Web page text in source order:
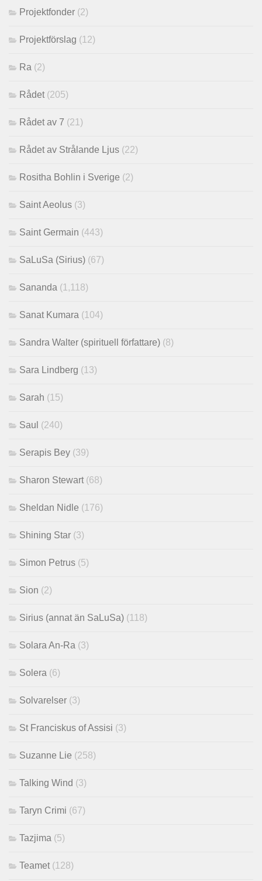
Projektfonder (2)
Projektförslag (12)
Ra (2)
Rådet (205)
Rådet av 7 (21)
Rådet av Strålande Ljus (22)
Rositha Bohlin i Sverige (2)
Saint Aeolus (3)
Saint Germain (443)
SaLuSa (Sirius) (67)
Sananda (1,118)
Sanat Kumara (104)
Sandra Walter (spirituell författare) (8)
Sara Lindberg (13)
Sarah (15)
Saul (240)
Serapis Bey (39)
Sharon Stewart (68)
Sheldan Nidle (176)
Shining Star (3)
Simon Petrus (5)
Sion (2)
Sirius (annat än SaLuSa) (118)
Solara An-Ra (3)
Solera (6)
Solvarelser (3)
St Franciskus of Assisi (3)
Suzanne Lie (258)
Talking Wind (3)
Taryn Crimi (67)
Tazjima (5)
Teamet (128)